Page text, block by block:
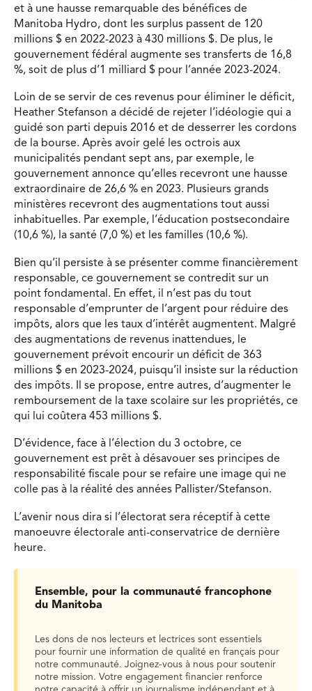
et à une hausse remarquable des bénéfices de
Manitoba Hydro, dont les surplus passent de 120
millions $ en 2022-2023 à 430 millions $. De plus, le
gouvernement fédéral augmente ses transferts de 16,8
%, soit de plus d’1 milliard $ pour l’année 2023-2024.
Loin de se servir de ces revenus pour éliminer le déficit,
Heather Stefanson a décidé de rejeter l’idéologie qui a
guidé son parti depuis 2016 et de desserrer les cordons
de la bourse. Après avoir gelé les octrois aux
municipalités pendant sept ans, par exemple, le
gouvernement annonce qu’elles recevront une hausse
extraordinaire de 26,6 % en 2023. Plusieurs grands
ministères recevront des augmentations tout aussi
inhabituelles. Par exemple, l’éducation postsecondaire
(10,6 %), la santé (7,0 %) et les familles (10,6 %).
Bien qu’il persiste à se présenter comme financièrement
responsable, ce gouvernement se contredit sur un
point fondamental. En effet, il n’est pas du tout
responsable d’emprunter de l’argent pour réduire des
impôts, alors que les taux d’intérêt augmentent. Malgré
des augmentations de revenus inattendues, le
gouvernement prévoit encourir un déficit de 363
millions $ en 2023-2024, puisqu’il insiste sur la réduction
des impôts. Il se propose, entre autres, d’augmenter le
remboursement de la taxe scolaire sur les propriétés, ce
qui lui coûtera 453 millions $.
D’évidence, face à l’élection du 3 octobre, ce
gouvernement est prêt à désavouer ses principes de
responsabilité fiscale pour se refaire une image qui ne
colle pas à la réalité des années Pallister/Stefanson.
L’avenir nous dira si l’électorat sera réceptif à cette
manoeuvre électorale anti-conservatrice de dernière
heure.
Ensemble, pour la communauté francophone
du Manitoba
Les dons de nos lecteurs et lectrices sont essentiels
pour fournir une information de qualité en français pour
notre communauté. Joignez-vous à nous pour soutenir
notre mission. Votre engagement financier renforce